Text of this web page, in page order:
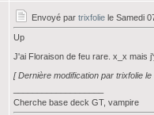
Envoyé par trixfolie le Samedi
Up
J'ai Floraison de feu rare. x_x mais
[ Dernière modification par trixfolie
Cherche base deck GT, vampire